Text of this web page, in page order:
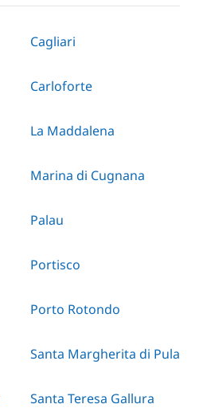
Cagliari
Carloforte
La Maddalena
Marina di Cugnana
Palau
Portisco
Porto Rotondo
Santa Margherita di Pula
Santa Teresa Gallura